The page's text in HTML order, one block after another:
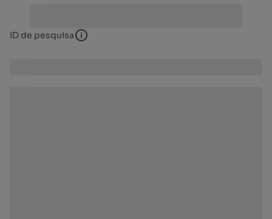
ID de pesquisa ID de pesquisa